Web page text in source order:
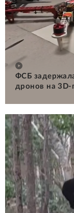
ФСБ
дронов на 3D-